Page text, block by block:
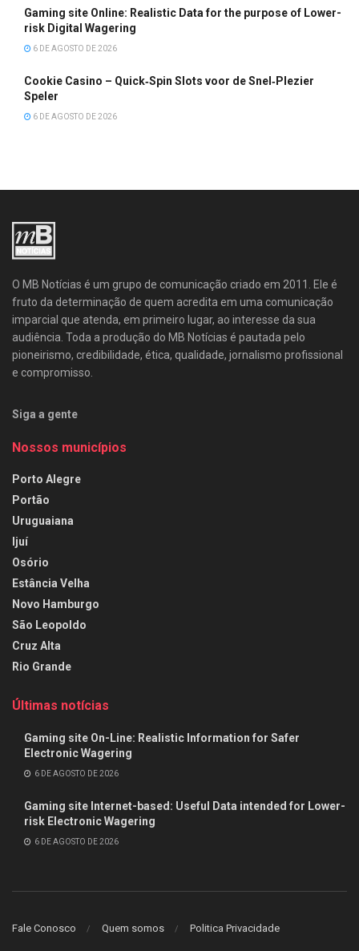
Gaming site Online: Realistic Data for the purpose of Lower-
risk Digital Wagering
6 DE AGOSTO DE 2026
Cookie Casino – Quick‑Spin Slots voor de Snel‑Plezier
Speler
6 DE AGOSTO DE 2026
O MB Notícias é um grupo de comunicação criado em 2011. Ele é
fruto da determinação de quem acredita em uma comunicação
imparcial que atenda, em primeiro lugar, ao interesse da sua
audiência. Toda a produção do MB Notícias é pautada pelo
pioneirismo, credibilidade, ética, qualidade, jornalismo profissional
e compromisso.
Siga a gente
Nossos municípios
Porto Alegre
Portão
Uruguaiana
Ijuí
Osório
Estância Velha
Novo Hamburgo
São Leopoldo
Cruz Alta
Rio Grande
Últimas notícias
Gaming site On-Line: Realistic Information for Safer
Electronic Wagering
6 DE AGOSTO DE 2026
Gaming site Internet-based: Useful Data intended for Lower-
risk Electronic Wagering
6 DE AGOSTO DE 2026
Fale Conosco Quem somos Politica Privacidade